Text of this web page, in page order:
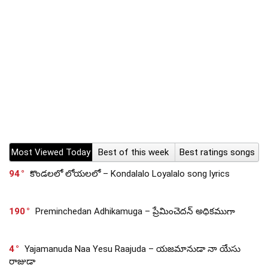
Most Viewed Today Best of this week
Best ratings songs
94
కొండలలో లోయలలో – Kondalalo Loyalalo song lyrics
190 Preminchedan Adhikamuga – ప్రేమించెదన్ అధికముగా
4
Yajamanuda Naa Yesu Raajuda – యజమానుడా నా యేసు
రాజుడా